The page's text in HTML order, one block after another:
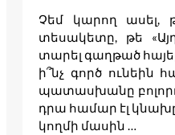
Չեմ կարող ասել,
տեսակետը, թե
տարել գաղթած
ի՞նչ գործ ունեին
պատասխանը
դրա համար էլ
կողմի մասին …